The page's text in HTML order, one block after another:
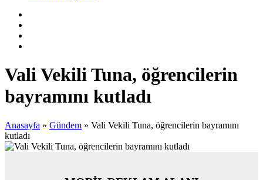
Vali Vekili Tuna, öğrencilerin
bayramını kutladı
Anasayfa » Gündem » Vali Vekili Tuna, öğrencilerin bayramını
kutladı